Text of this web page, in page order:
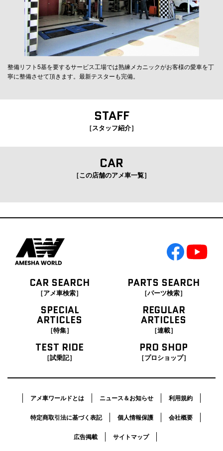
整備リフト5基を要するサービス工場では熟練メカニックがお客様の愛車を丁
寧に整備させて頂きます。最新テスターも完備。
STAFF
［スタッフ紹介］
CAR
［この店舗のアメ車一覧］
CAR SEARCH
［アメ車検索］
PARTS SEARCH
［パーツ検索］
SPECIAL
ARTICLES
［特集］
REGULAR
ARTICLES
［連載］
TEST RIDE
［試乗記］
PRO SHOP
［プロショップ］
アメ車ワールドとは ニュース＆お知らせ 利用規約
特定商取引法に基づく表記 個人情報保護 会社概要
広告掲載 サイトマップ